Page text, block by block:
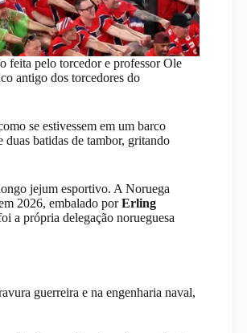
feita pelo torcedor e professor Ole
antigo dos torcedores do
se estivessem em um barco
batidas de tambor, gritando
jejum esportivo. A Noruega
2026, embalado porErling
a própria delegação norueguesa
guerreira e na engenharia naval,